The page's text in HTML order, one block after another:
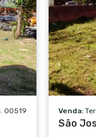
00519 Venda:
São